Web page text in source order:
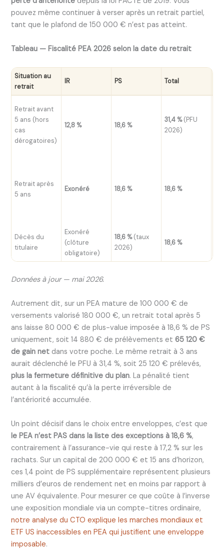
pouvez même continuer à verser après un retrait partiel,
tant que le plafond de 150 000 € n’est pas atteint.
Tableau — Fiscalité PEA 2026 selon la date du retrait
Situation au
retrait
IR PS Total
Retrait avant
5 ans (hors
cas
dérogatoires)
12,8 % 18,6 %
31,4 %(PFU
2026)
Retrait après
5 ans
Exonéré 18,6 % 18,6 %
Décès du
titulaire
Exonéré
(clôture
obligatoire)
18,6 %(taux
2026)
18,6 %
Données à jour — mai 2026.
Autrement dit, sur un PEA mature de 100 000 € de
versements valorisé 180 000 €, un retrait total après 5
ans laisse 80 000 € de plus-value imposée à 18,6 % de PS
uniquement, soit 14 880 € de prélèvements et65 120 €
de gain net dans votre poche. Le même retrait à 3 ans
aurait déclenché le PFU à 31,4 %, soit 25 120 € prélevés,
plus la fermeture définitive du plan. La pénalité tient
autant à la fiscalité qu’à la perte irréversible de
l’antériorité accumulée.
Un point décisif dans le choix entre enveloppes, c’est que
le PEA n’est PAS dans la liste des exceptions à 18,6 %,
contrairement à l’assurance-vie qui reste à 17,2 % sur les
rachats. Sur un capital de 200 000 € et 15 ans d’horizon,
ces 1,4 point de PS supplémentaire représentent plusieurs
milliers d’euros de rendement net en moins par rapport à
une AV équivalente. Pour mesurer ce que coûte à l’inverse
une exposition mondiale via un compte-titres ordinaire,
notre analyse du CTO explique les marches mondiaux et
ETF US inaccessibles en PEA qui justifient une enveloppe
imposable.